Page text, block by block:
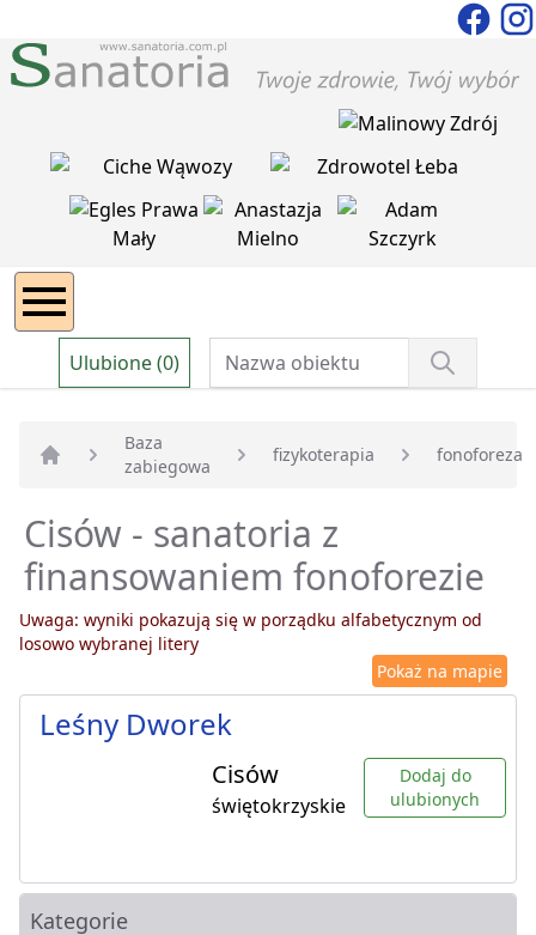
Ulubione (0)
Strona główna
Baza
zabiegowa
fizykoterapia fonoforeza
Cisów - sanatoria z
finansowaniem fonoforezie
Uwaga: wyniki pokazują się w porządku alfabetycznym od
losowo wybranej litery
Pokaż na mapie
Leśny Dworek
Cisów
świętokrzyskie
Dodaj do
ulubionych
Kategorie